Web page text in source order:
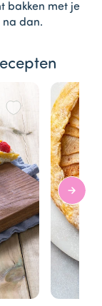
bakken met je
na dan.